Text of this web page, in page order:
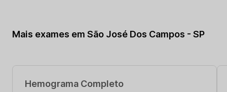
Mais exames em São José Dos Campos - SP
Hemograma Completo